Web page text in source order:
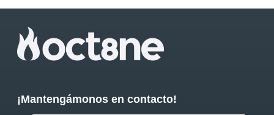
¡Mantengámonos en contacto!